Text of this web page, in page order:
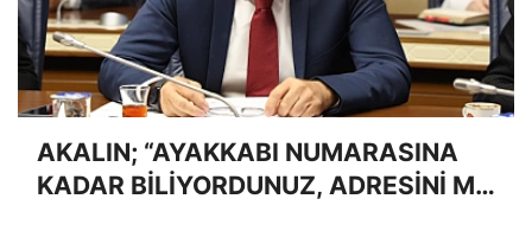
AKALIN; “AYAKKABI NUMARASINA
KADAR BİLİYORDUNUZ, ADRESİNİ Mİ